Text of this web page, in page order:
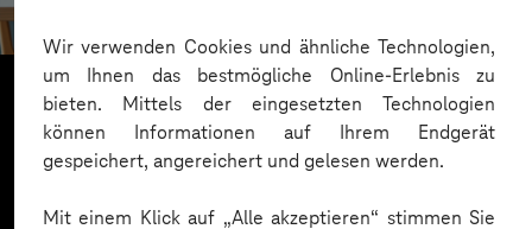
Wir verwenden Cookies und ähnliche Technologien,
um Ihnen das bestmögliche Online-Erlebnis zu
bieten. Mittels der eingesetzten Technologien
können Informationen auf Ihrem Endgerät
gespeichert, angereichert und gelesen werden.
Mit einem Klick auf „Alle akzeptieren“ stimmen Sie
Mehr laden